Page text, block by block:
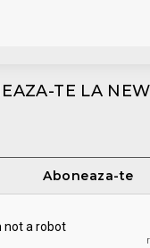
TE LA
Aboneaza-te